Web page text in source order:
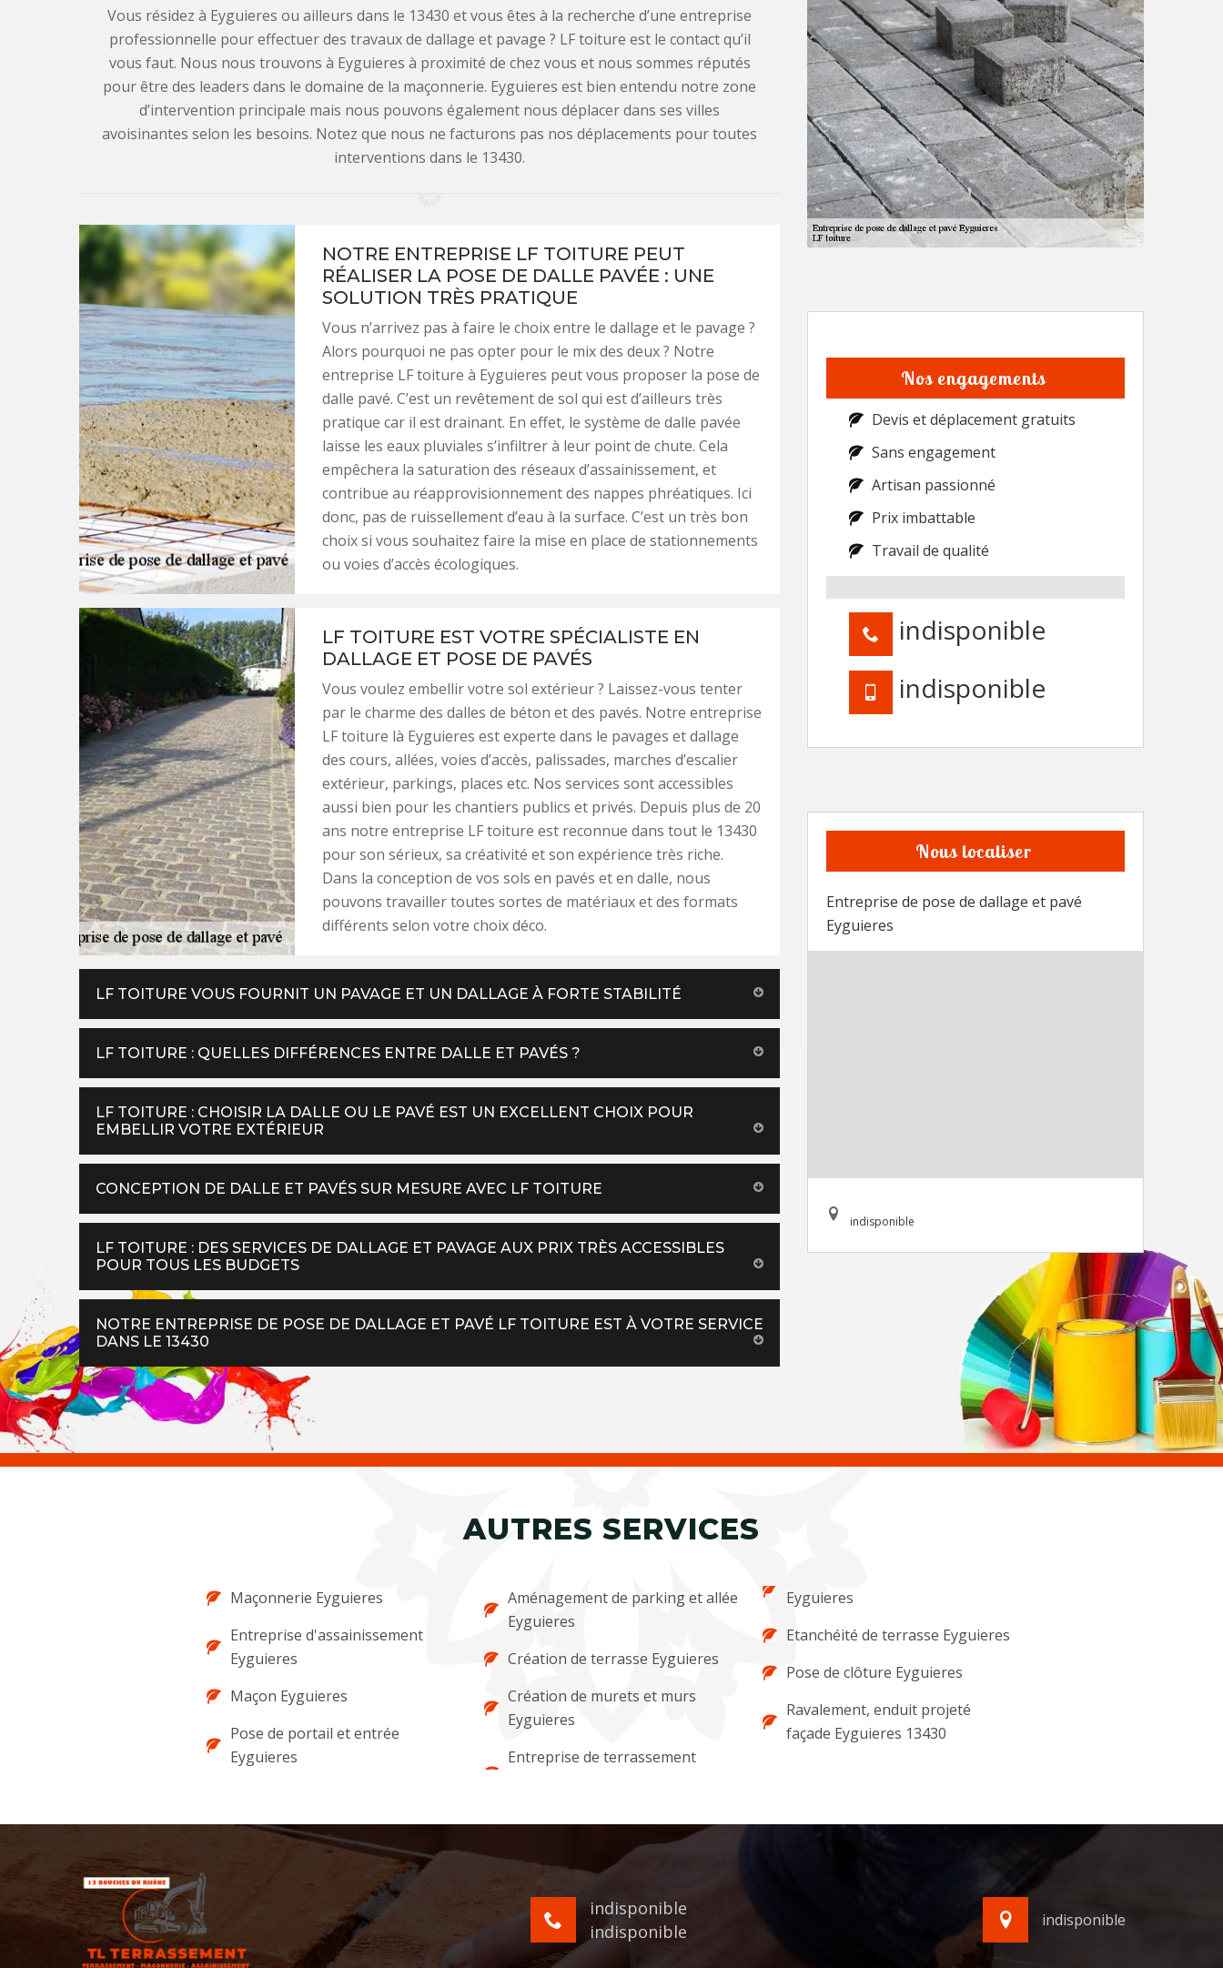
Vous résidez à Eyguieres ou ailleurs dans le 13430 et vous êtes à la recherche d’une entreprise
professionnelle pour effectuer des travaux de dallage et pavage ? LF toiture est le contact qu’il
vous faut. Nous nous trouvons à Eyguieres à proximité de chez vous et nous sommes réputés
pour être des leaders dans le domaine de la maçonnerie. Eyguieres est bien entendu notre zone
d’intervention principale mais nous pouvons également nous déplacer dans ses villes
avoisinantes selon les besoins. Notez que nous ne facturons pas nos déplacements pour toutes
interventions dans le 13430.
NOTRE ENTREPRISE LF TOITURE PEUT
RÉALISER LA POSE DE DALLE PAVÉE : UNE
SOLUTION TRÈS PRATIQUE
Vous n’arrivez pas à faire le choix entre le dallage et le pavage ?
Alors pourquoi ne pas opter pour le mix des deux ? Notre
entreprise LF toiture à Eyguieres peut vous proposer la pose de
dalle pavé. C’est un revêtement de sol qui est d’ailleurs très
pratique car il est drainant. En effet, le système de dalle pavée
laisse les eaux pluviales s’infiltrer à leur point de chute. Cela
empêchera la saturation des réseaux d’assainissement, et
contribue au réapprovisionnement des nappes phréatiques. Ici
donc, pas de ruissellement d’eau à la surface. C’est un très bon
choix si vous souhaitez faire la mise en place de stationnements
ou voies d’accès écologiques.
LF TOITURE EST VOTRE SPÉCIALISTE EN
DALLAGE ET POSE DE PAVÉS
Vous voulez embellir votre sol extérieur ? Laissez-vous tenter
par le charme des dalles de béton et des pavés. Notre entreprise
LF toiture là Eyguieres est experte dans le pavages et dallage
des cours, allées, voies d’accès, palissades, marches d’escalier
extérieur, parkings, places etc. Nos services sont accessibles
aussi bien pour les chantiers publics et privés. Depuis plus de 20
ans notre entreprise LF toiture est reconnue dans tout le 13430
pour son sérieux, sa créativité et son expérience très riche.
Dans la conception de vos sols en pavés et en dalle, nous
pouvons travailler toutes sortes de matériaux et des formats
différents selon votre choix déco.
LF TOITURE VOUS FOURNIT UN PAVAGE ET UN DALLAGE À FORTE STABILITÉ
LF TOITURE : QUELLES DIFFÉRENCES ENTRE DALLE ET PAVÉS ?
LF TOITURE : CHOISIR LA DALLE OU LE PAVÉ EST UN EXCELLENT CHOIX POUR
EMBELLIR VOTRE EXTÉRIEUR
CONCEPTION DE DALLE ET PAVÉS SUR MESURE AVEC LF TOITURE
LF TOITURE : DES SERVICES DE DALLAGE ET PAVAGE AUX PRIX TRÈS ACCESSIBLES
POUR TOUS LES BUDGETS
NOTRE ENTREPRISE DE POSE DE DALLAGE ET PAVÉ LF TOITURE EST À VOTRE SERVICE
DANS LE 13430
Nos engagements
Devis et déplacement gratuits
Sans engagement
Artisan passionné
Prix imbattable
Travail de qualité
indisponible
indisponible
Nous localiser
Entreprise de pose de dallage et pavé
Eyguieres
indisponible
AUTRES SERVICES
Maçonnerie Eyguieres
Entreprise d'assainissement
Eyguieres
Maçon Eyguieres
Pose de portail et entrée
Eyguieres
Aménagement de parking et allée
Eyguieres
Création de terrasse Eyguieres
Création de murets et murs
Eyguieres
Entreprise de terrassement
Eyguieres
Etanchéité de terrasse Eyguieres
Pose de clôture Eyguieres
Ravalement, enduit projeté
façade Eyguieres 13430
indisponible
indisponible
indisponible